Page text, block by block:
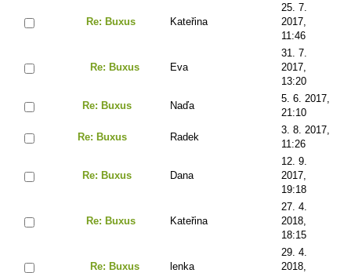
Re: Buxus Kateřina
25. 7.
2017,
11:46
Re: Buxus Eva
31. 7.
2017,
13:20
Re: Buxus Naďa
5. 6. 2017,
21:10
Re: Buxus Radek
3. 8. 2017,
11:26
Re: Buxus Dana
12. 9.
2017,
19:18
Re: Buxus Kateřina
27. 4.
2018,
18:15
Re: Buxus lenka
29. 4.
2018,